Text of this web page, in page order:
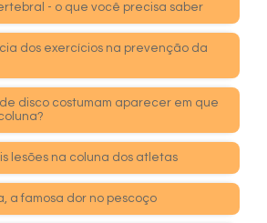
- o que você precisa saber
dos exercícios na prevenção da
disco costumam aparecer em que
lesões na coluna dos atletas
a famosa dor no pescoço